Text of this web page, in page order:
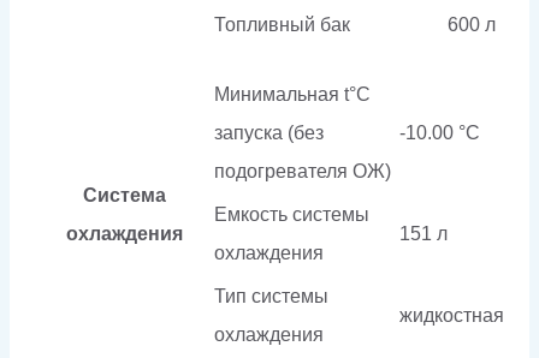
Топливный бак 600 л
Система
охлаждения
Минимальная t°С
запуска (без
подогревателя ОЖ)
-10.00 °С
Емкость системы
охлаждения
151 л
Тип системы
охлаждения
жидкостная